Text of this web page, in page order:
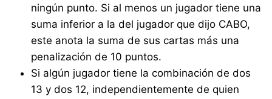
ningún punto. Si al menos un jugador tiene una
suma inferior a la del jugador que dijo CABO,
este anota la suma de sus cartas más una
penalización de 10 puntos.
Si algún jugador tiene la combinación de dos
13 y dos 12, independientemente de quien